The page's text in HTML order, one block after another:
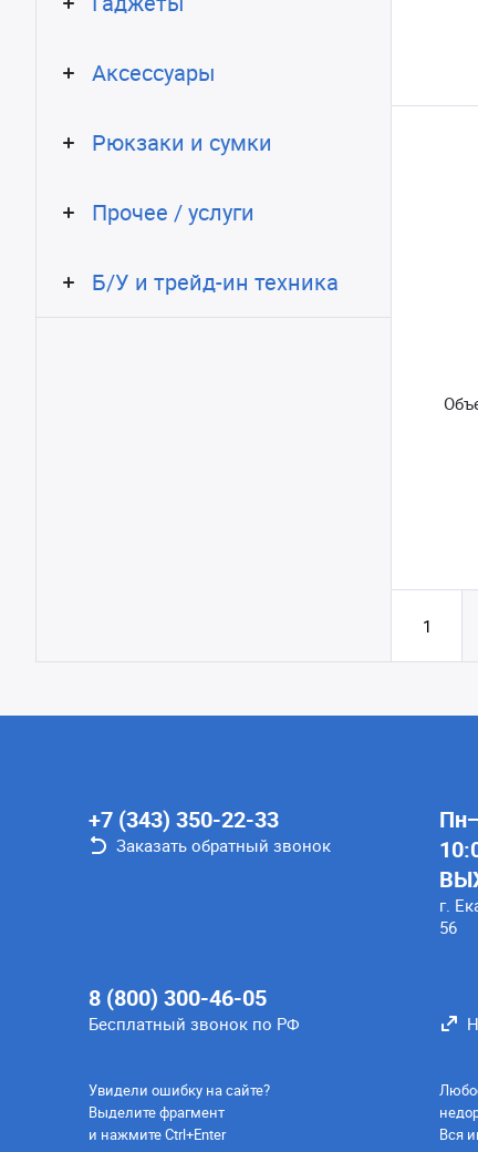
Аксессуары
Рюкзаки и сумки
Прочее / услуги
Б/У и трейд-ин техника
1
+7 (343) 350-22-33
Заказать обратный звонок
8 (800) 300-46-05
Бесплатный звонок по РФ
г.
56
Увидели ошибку на сайте?
Выделите фрагмент
и нажмите Ctrl+Enter
Вся